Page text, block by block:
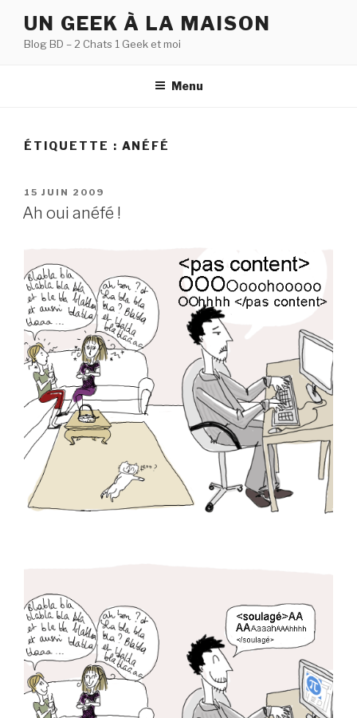
contenu
UN GEEK À LA MAISON
Blog BD – 2 Chats 1 Geek et moi
Menu
ÉTIQUETTE : ANÉFÉ
PUBLIÉ
LE
15 JUIN 2009
Ah oui anéfé !